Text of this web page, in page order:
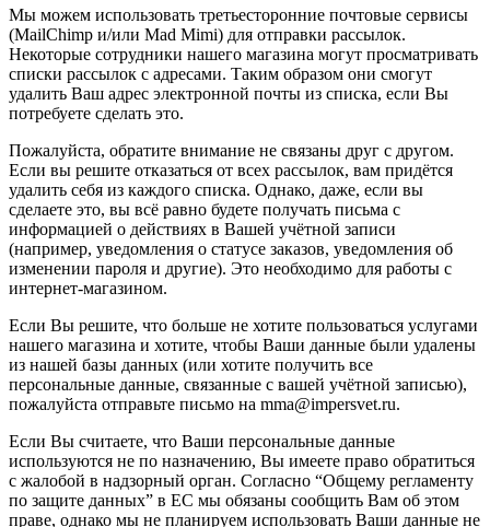
Мы можем использовать третьесторонние почтовые сервисы
(MailChimp и/или Mad Mimi) для отправки рассылок.
Некоторые сотрудники нашего магазина могут просматривать
списки рассылок с адресами. Таким образом они смогут
удалить Ваш адрес электронной почты из списка, если Вы
потребуете сделать это.
Пожалуйста, обратите внимание не связаны друг с другом.
Если вы решите отказаться от всех рассылок, вам придётся
удалить себя из каждого списка. Однако, даже, если вы
сделаете это, вы всё равно будете получать письма с
информацией о действиях в Вашей учётной записи
(например, уведомления о статусе заказов, уведомления об
изменении пароля и другие). Это необходимо для работы с
интернет-магазином.
Если Вы решите, что больше не хотите пользоваться услугами
нашего магазина и хотите, чтобы Ваши данные были удалены
из нашей базы данных (или хотите получить все
персональные данные, связанные с вашей учётной записью),
пожалуйста отправьте письмо на mma@impersvet.ru.
Если Вы считаете, что Ваши персональные данные
используются не по назначению, Вы имеете право обратиться
с жалобой в надзорный орган. Согласно “Общему регламенту
по защите данных” в ЕС мы обязаны сообщить Вам об этом
праве, однако мы не планируем использовать Ваши данные не